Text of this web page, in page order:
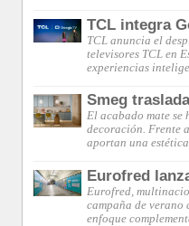
TCL integra
TCL anuncia el
televisores TCL en
experiencias
Smeg
El acabado mate se
decoración. Frente
aportan una
Eurofred
Eurofred,
campaña de verano
enfoque